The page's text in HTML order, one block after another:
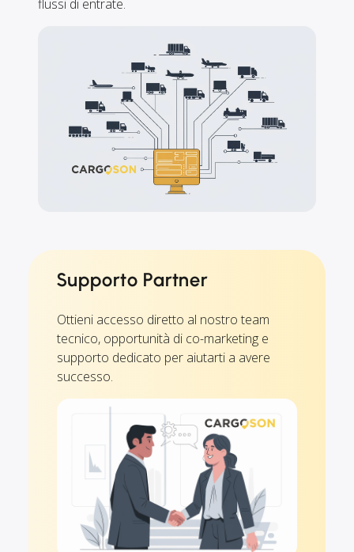
flussi di entrate.
Supporto Partner
Ottieni accesso diretto al nostro team
tecnico, opportunità di co-marketing e
supporto dedicato per aiutarti a avere
successo.